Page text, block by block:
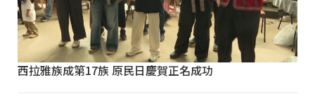
西拉雅族成第17族 原民日慶賀正名成功